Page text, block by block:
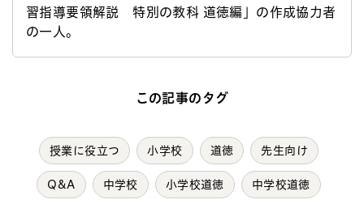
習指導要領解説 特別の教科 道徳編」の作成協力者
の一人。
この記事のタグ
授業に役立つ 小学校 道徳 先生向け
Q&A 中学校 小学校道徳 中学校道徳